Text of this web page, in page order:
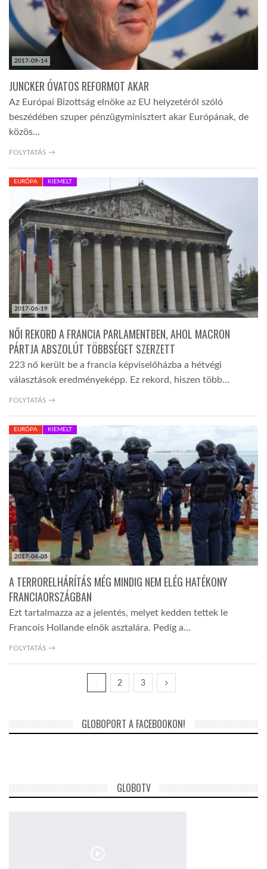
2017-09-14
JUNCKER ÓVATOS REFORMOT AKAR
Az Európai Bizottság elnöke az EU helyzetéről szóló
beszédében szuper pénzügyminisztert akar Európának, de
közös…
FOLYTATÁS →
2017-06-19
EURÓPA KIEMELT
NŐI REKORD A FRANCIA PARLAMENTBEN, AHOL MACRON
PÁRTJA ABSZOLÚT TÖBBSÉGET SZERZETT
223 nő került be a francia képviselőházba a hétvégi
választások eredményeképp. Ez rekord, hiszen több…
FOLYTATÁS →
2017-04-05
EURÓPA KIEMELT
A TERRORELHÁRÍTÁS MÉG MINDIG NEM ELÉG HATÉKONY
FRANCIAORSZÁGBAN
Ezt tartalmazza az a jelentés, melyet kedden tettek le
Francois Hollande elnök asztalára. Pedig a…
FOLYTATÁS →
2 3
GLOBOPORT A FACEBOOKON!
GLOBOTV